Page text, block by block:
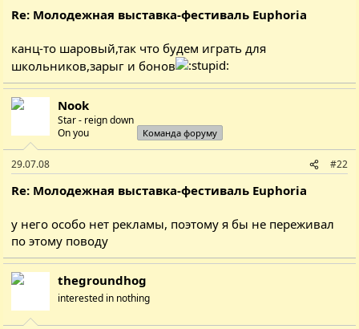
Re: Молодежная выставка-фестиваль Euphoria
канц-то шаровый,так что будем играть для
школьников,зарыг и бонов
Nook
Star - reign down
On you
Команда форуму
29.07.08 #22
Re: Молодежная выставка-фестиваль Euphoria
у него особо нет рекламы, поэтому я бы не переживал
по этому поводу
thegroundhog
interested in nothing